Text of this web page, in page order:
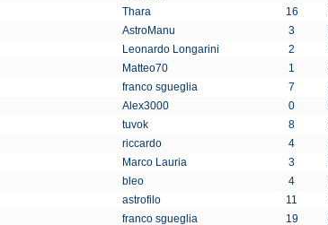
Thara 16
AstroManu 3
Leonardo Longarini 2
Matteo70 1
franco sgueglia 7
Alex3000 0
tuvok 8
riccardo 4
Marco Lauria 3
bleo 4
astrofilo 11
franco sgueglia 19